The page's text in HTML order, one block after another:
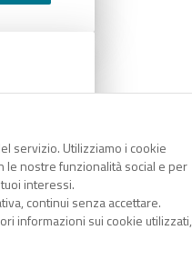
servizio. Utilizziamo i cookie
le nostre funzionalità social e per
interessi.
continui senza accettare.
informazioni sui cookie utilizzati,
LINK